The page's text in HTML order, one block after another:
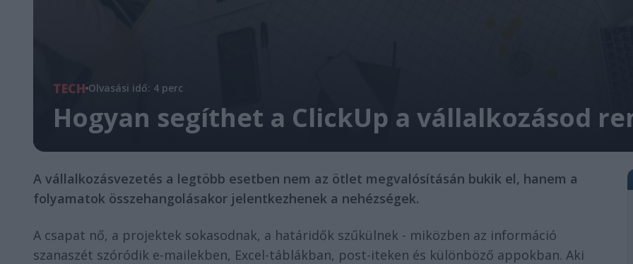
TECH Olvasási idő: 4 perc
Hogyan segíthet a ClickUp a vállalkozásod
A vállalkozásvezetés a legtöbb esetben nem az ötlet megvalósításán bukik el, hanem a
folyamatok összehangolásakor jelentkezhenek a nehézségek.
A csapat nő, a projektek sokasodnak, a határidők szűkülnek - miközben az információ
szanaszét szóródik e-mailekben, Excel-táblákban, post-iteken és különböző appokban. Aki